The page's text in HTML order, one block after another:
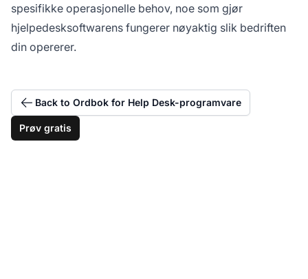
spesifikke operasjonelle behov, noe som gjør
hjelpedesksoftwarens fungerer nøyaktig slik bedriften
din opererer.
Back to Ordbok for Help Desk-programvare
Prøv gratis